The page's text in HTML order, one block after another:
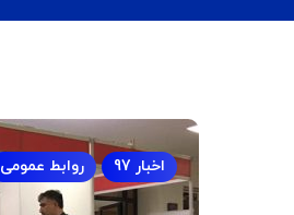
اخبار 97 روابط عمومی